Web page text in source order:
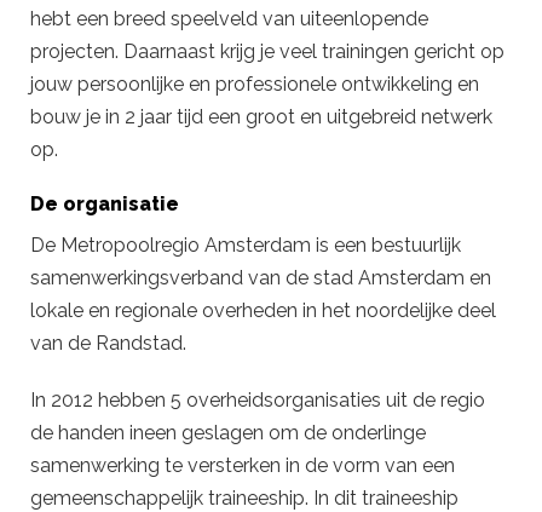
hebt een breed speelveld van uiteenlopende
projecten. Daarnaast krijg je veel trainingen gericht op
jouw persoonlijke en professionele ontwikkeling en
bouw je in 2 jaar tijd een groot en uitgebreid netwerk
op.
De organisatie
De Metropoolregio Amsterdam is een bestuurlijk
samenwerkingsverband van de stad Amsterdam en
lokale en regionale overheden in het noordelijke deel
van de Randstad.
In 2012 hebben 5 overheidsorganisaties uit de regio
de handen ineen geslagen om de onderlinge
samenwerking te versterken in de vorm van een
gemeenschappelijk traineeship. In dit traineeship